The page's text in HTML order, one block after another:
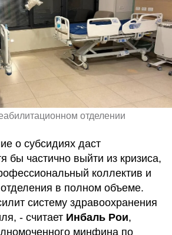
отделении
о субсидиях даст
бы частично выйти из кризиса,
коллектив и
в полном объеме.
систему здравоохранения
- считает Инбаль Рои,
минфина по